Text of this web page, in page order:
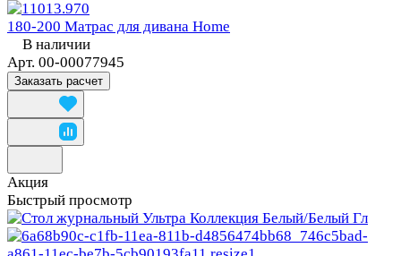
180-200 Матрас для дивана Home
В наличии
Арт. 00-00077945
Заказать расчет
Акция
Быстрый просмотр